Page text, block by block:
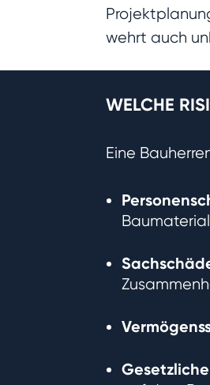
wehrt auch
WELCHE
Eine